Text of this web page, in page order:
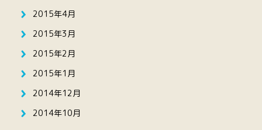
2015年4月
2015年3月
2015年2月
2015年1月
2014年12月
2014年10月